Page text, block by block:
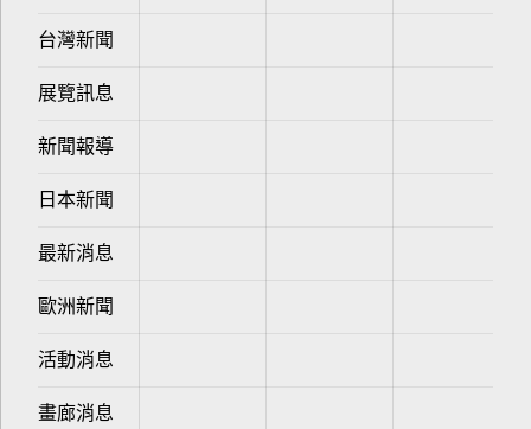
台灣新聞
展覽訊息
新聞報導
日本新聞
最新消息
歐洲新聞
活動消息
畫廊消息